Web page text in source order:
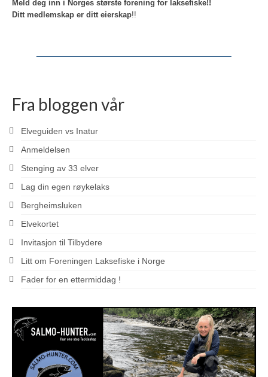
Meld deg inn i Norges største forening for laksefiske!!
Ditt medlemskap er ditt eierskap!!
Fra bloggen vår
Elveguiden vs Inatur
Anmeldelsen
Stenging av 33 elver
Lag din egen røykelaks
Bergheimsluken
Elvekortet
Invitasjon til Tilbydere
Litt om Foreningen Laksefiske i Norge
Fader for en ettermiddag !